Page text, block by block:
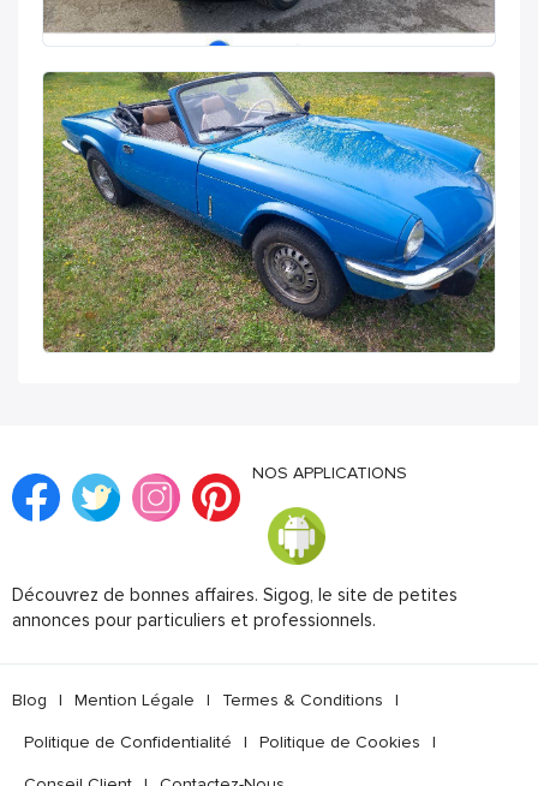
NOS APPLICATIONS
Découvrez de bonnes affaires. Sigog, le site de petites
annonces pour particuliers et professionnels.
Blog | Mention Légale | Termes & Conditions |
Politique de Confidentialité | Politique de Cookies |